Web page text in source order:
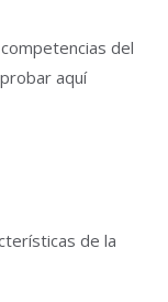
del
aquí
de la